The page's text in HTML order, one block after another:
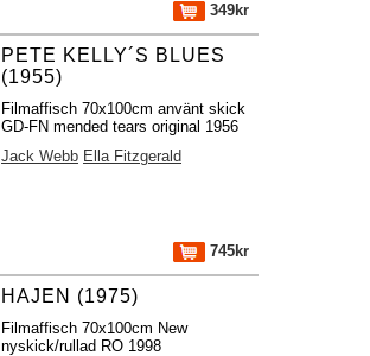
349kr
PETE KELLY´S BLUES
(1955)
Filmaffisch 70x100cm använt skick
GD-FN mended tears original 1956
Jack Webb Ella Fitzgerald
745kr
HAJEN (1975)
Filmaffisch 70x100cm New
nyskick/rullad RO 1998